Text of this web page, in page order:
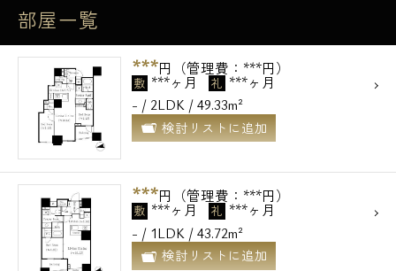
部屋一覧
***円（管理費：***円）
敷 ***ヶ月 礼 ***ヶ月
- / 2LDK / 49.33m²
検討リストに追加
***円（管理費：***円）
敷 ***ヶ月 礼 ***ヶ月
- / 1LDK / 43.72m²
検討リストに追加